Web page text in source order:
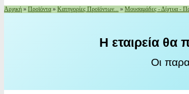
Αρχική » Προϊόντα » Κατηγορίες Προϊόντων... » Μουσαμάδες - Δίχτυα -
Η εταιρεία θα
Οι